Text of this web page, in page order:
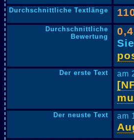
Durchschnittliche Textlänge
Durchschnittliche
Bewertung
Der erste Text am
Der neuste Text am